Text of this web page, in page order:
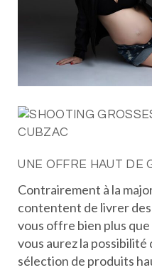
UNE OFFRE HAUT DE
Contrairement à la
contentent de livrer
vous offre bien plus
vous aurez la possibilité
sélection de produits